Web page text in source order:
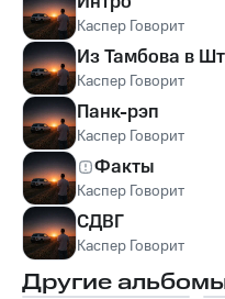
Каспер Говорит
Из Тамбова в
Каспер Говорит
Панк-рэп
Каспер Говорит
Факты
Каспер Говорит
СДВГ
Каспер Говорит
Другие